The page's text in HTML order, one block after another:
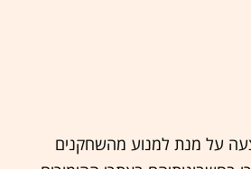
על מנת למנוע מהשחקנים